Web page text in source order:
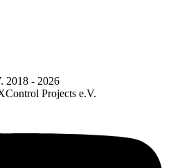
2018 - 2026
Projects e.V.